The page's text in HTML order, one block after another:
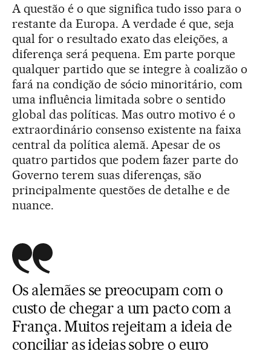
A questão é o que significa tudo isso para o
restante da Europa. A verdade é que, seja
qual for o resultado exato das eleições, a
diferença será pequena. Em parte porque
qualquer partido que se integre à coalizão o
fará na condição de sócio minoritário, com
uma influência limitada sobre o sentido
global das políticas. Mas outro motivo é o
extraordinário consenso existente na faixa
central da política alemã. Apesar de os
quatro partidos que podem fazer parte do
Governo terem suas diferenças, são
principalmente questões de detalhe e de
nuance.
Os alemães se preocupam com o
custo de chegar a um pacto com a
França. Muitos rejeitam a ideia de
conciliar as ideias sobre o euro